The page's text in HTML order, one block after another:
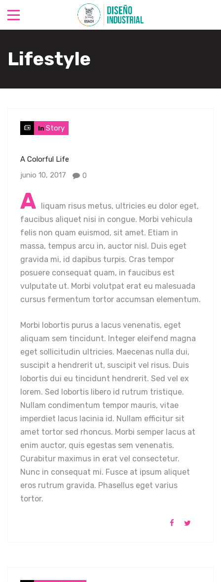
Lifestyle
In Story
A Colorful Life
junio 10, 2017
0
A liquam risus metus, ultricies eu dolor eget,
faucibus aliquet nisi in congue. Morbi vehicula
felis non quam euismod, sit amet. Etiam in
massa, tempus arcu in, auctor nisl. Duis eget
gravida mi, id dapibus turpis. Cras tempor
posuere consequat quam, in faucibus est
vulputate ut. Morbi volutpat erat eu malesuada
cursus fermentum tortor accumsan elementum.
Morbi lobortis purus a lacus venenatis, eget
aliquam sem tincidunt. Integer eleifend magna
eget sollicitudin ultricies. Maecenas nulla dui,
suscipit a hendrerit ut, suscipit vel risus. Duis
lobortis dui eu tincidunt hendrerit. Sed vel ex
lorem. Sed lobortis libero id rutrum tristique.
Nullam condimentum tempor mauris, vitae
imperdiet lacus lacinia id. Nullam efficitur sit
amet tortor sed rhoncus. Morbi semper lacus at
enim auctor, quis egestas sem venenatis.
Curabitur maximus in erat vel consectetur.
Nunc in consequat mi. Fusce at ipsum aliquet
eros rutrum gravida. Phasellus eget varius
tortor.